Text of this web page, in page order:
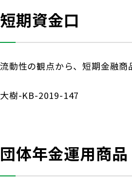
短期資金口
流動性の観点から、短期金融商
大樹-KB-2019-147
団体年金運用商